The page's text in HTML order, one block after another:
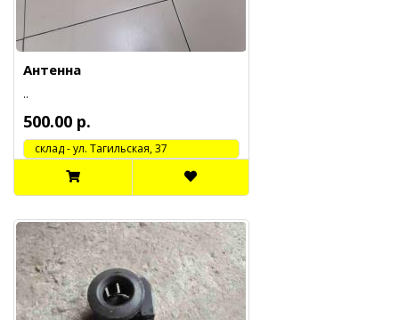
Антенна
..
500.00 р.
cклад - ул. Тагильская, 37